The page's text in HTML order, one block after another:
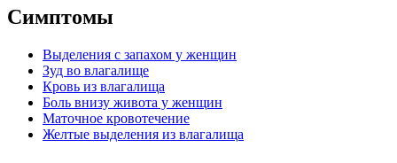
Симптомы
Выделения с запахом у женщин
Зуд во влагалище
Кровь из влагалища
Боль внизу живота у женщин
Маточное кровотечение
Желтые выделения из влагалища